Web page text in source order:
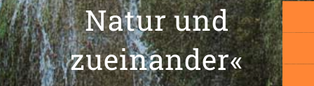
Natur und
zueinander«